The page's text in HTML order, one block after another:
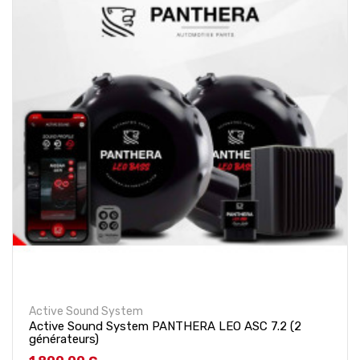
Active Sound System
Active Sound System PANTHERA LEO ASC 7.2 (2
générateurs)